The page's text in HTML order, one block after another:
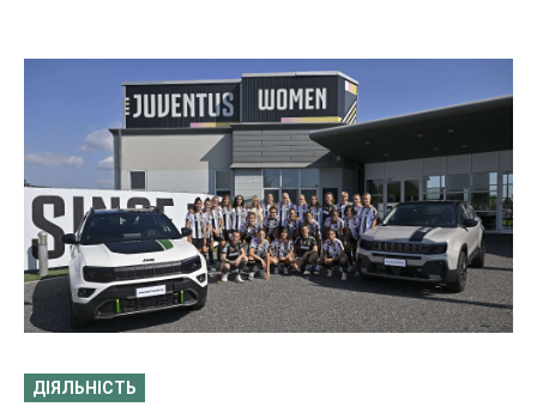
ДІЯЛЬНІСТЬ